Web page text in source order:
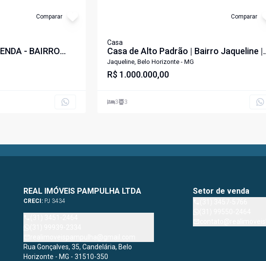
Comparar
- BAIRRO
Comparar
Casa
Casa de Alto Padrão | Bairro Jaqueline |
360 m²
Jaqueline, Belo Horizonte - MG
R$ 1.000.000,00
3 3
REAL IMÓVEIS PAMPULHA LTDA
CRECI: PJ 3434
Rua Gonçalves, 35, Candelária, Belo
Horizonte - MG - 31510-350
Setor de venda